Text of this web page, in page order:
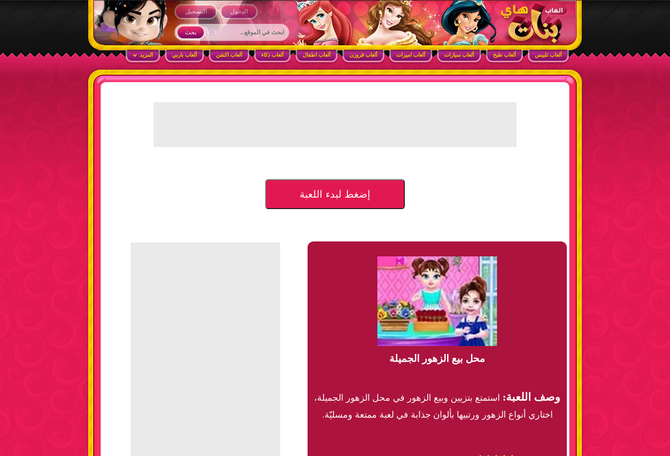
ألعاب بنات هاي – أفضل ألعاب تلبيس، مكياج، طبخ وأنشطة ممتعة للبنات
ابحث في الموقع
التسجيل
الدخول
ألعاب تلبيس ألعاب طبخ ألعاب سيارات ألعاب اميرات ألعاب فروزن ألعاب اطفال ألعاب ذكاء ألعاب اكشن ألعاب باربي المزيد
إضغط لبدء اللعبة
محل بيع الزهور الجميلة
وصف اللعبة: استمتع بتزيين وبيع الزهور في محل الزهور الجميلة،
اختاري أنواع الزهور ورتبيها بألوان جذابة في لعبة ممتعة ومسليّة.